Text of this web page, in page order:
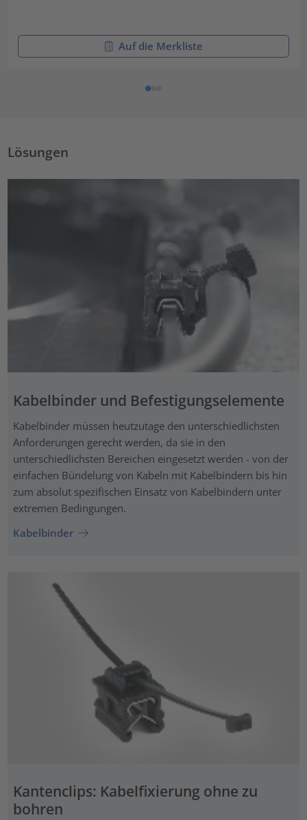
Auf die Merkliste
Lösungen
Kabelbinder und Befestigungselemente
Kabelbinder müssen heutzutage den unterschiedlichsten
Anforderungen gerecht werden, da sie in den
unterschiedlichsten Bereichen eingesetzt werden - von der
einfachen Bündelung von Kabeln mit Kabelbindern bis hin
zum absolut spezifischen Einsatz von Kabelbindern unter
extremen Bedingungen.
Kabelbinder
Kantenclips: Kabelfixierung ohne zu
bohren